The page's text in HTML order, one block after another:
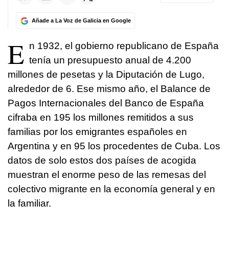
Añade a La Voz de Galicia en Google
E n 1932, el gobierno republicano de España
tenía un presupuesto anual de 4.200
millones de pesetas y la Diputación de Lugo,
alrededor de 6. Ese mismo año, el Balance de
Pagos Internacionales del Banco de España
cifraba en 195 los millones remitidos a sus
familias por los emigrantes españoles en
Argentina y en 95 los procedentes de Cuba. Los
datos de solo estos dos países de acogida
muestran el enorme peso de las remesas del
colectivo migrante en la economía general y en
la familiar.